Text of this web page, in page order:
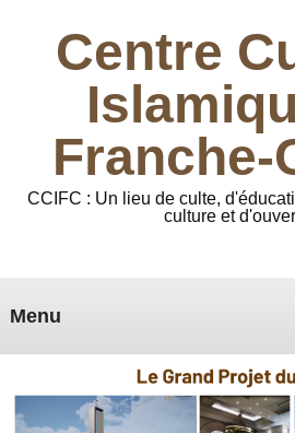
Centre
Franche-
CCIFC : Un lieu de culte,
culture et
Menu